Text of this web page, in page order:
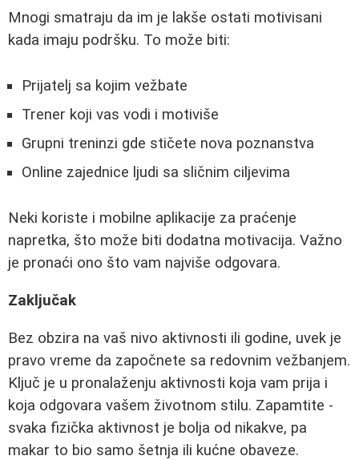
Mnogi smatraju da im je lakše ostati motivisani
kada imaju podršku. To može biti:
Prijatelj sa kojim vežbate
Trener koji vas vodi i motiviše
Grupni treninzi gde stičete nova poznanstva
Online zajednice ljudi sa sličnim ciljevima
Neki koriste i mobilne aplikacije za praćenje
napretka, što može biti dodatna motivacija. Važno
je pronaći ono što vam najviše odgovara.
Zaključak
Bez obzira na vaš nivo aktivnosti ili godine, uvek je
pravo vreme da započnete sa redovnim vežbanjem.
Ključ je u pronalaženju aktivnosti koja vam prija i
koja odgovara vašem životnom stilu. Zapamtite -
svaka fizička aktivnost je bolja od nikakve, pa
makar to bio samo šetnja ili kućne obaveze.